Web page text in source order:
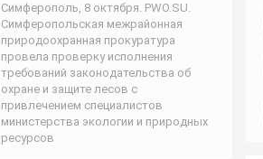
Симферополь, 8 октября. PWO.SU.
Симферопольская межрайонная
природоохранная прокуратура
провела проверку исполнения
требований законодательства об
охране и защите лесов с
привлечением специалистов
министерства экологии и природных
ресурсов